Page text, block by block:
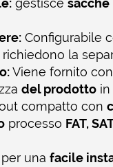
gestisce
Configurabile
la
Viene fornito
del prodotto
compatto con
processo FAT,
per unafacile